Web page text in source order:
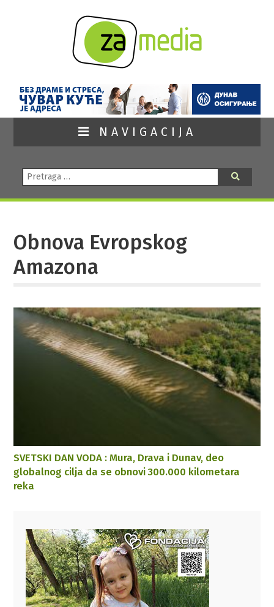
NAVIGACIJA
Pretraga:
Obnova Evropskog
Amazona
SVETSKI DAN VODA : Mura, Drava i Dunav, deo
globalnog cilja da se obnovi 300.000 kilometara
reka